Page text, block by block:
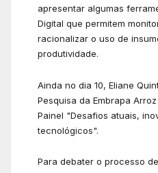
apresentar algumas
Digital que permitem
racionalizar o uso de
produtividade.
Ainda no dia 10, Eliane
Pesquisa da Embrapa
Painel "Desafios atuais,
tecnológicos".
Para debater o processo